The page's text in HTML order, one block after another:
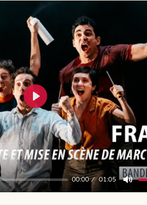
00:00 01:05
Mute
Play